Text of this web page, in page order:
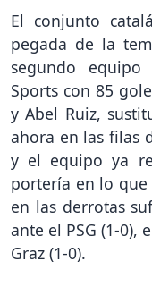
El conjunto
pegada de la
segundo
Sports con 85
y Abel Ruiz,
ahora en las filas
y el equipo ya
portería en lo que
en las derrotas
ante el PSG (1-0),
Graz (1-0).